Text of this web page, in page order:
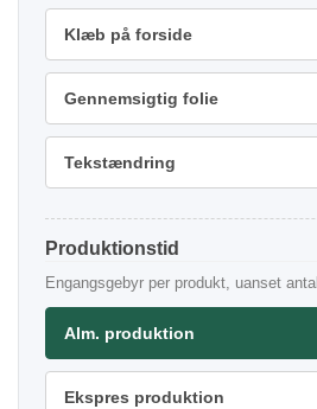
Klæb på forside
Gennemsigtig folie
Tekstændring
Produktionstid
Engangsgebyr per produkt, uanset antal
Alm. produktion
Ekspres produktion